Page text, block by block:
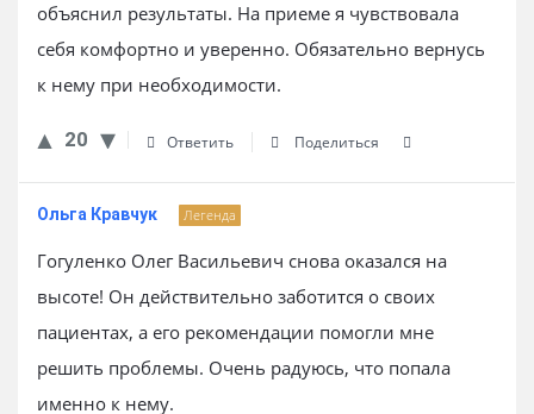
объяснил результаты. На приеме я чувствовала
себя комфортно и уверенно. Обязательно вернусь
к нему при необходимости.
20 Ответить Поделиться
Ольга Кравчук Легенда
Гогуленко Олег Васильевич снова оказался на
высоте! Он действительно заботится о своих
пациентах, а его рекомендации помогли мне
решить проблемы. Очень радуюсь, что попала
именно к нему.